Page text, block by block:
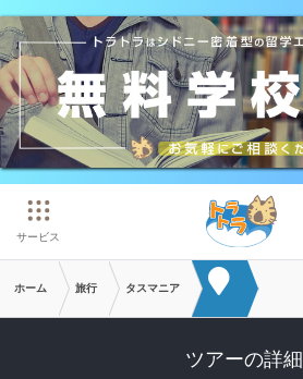
メインコンテンツへスキップ
サービス
ホーム 旅行 タスマニア
ツアーの詳細